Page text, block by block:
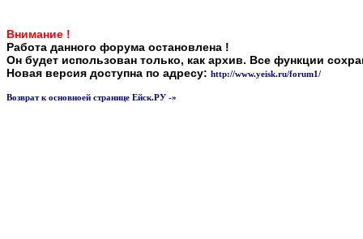
Внимание !
Работа данного форума остановлена !
Он будет использован только, как архив. Все функции
Новая версия доступна по адресу: http://www.yeisk.ru/forum1/
Возврат к основноей странице Ейск.РУ -»